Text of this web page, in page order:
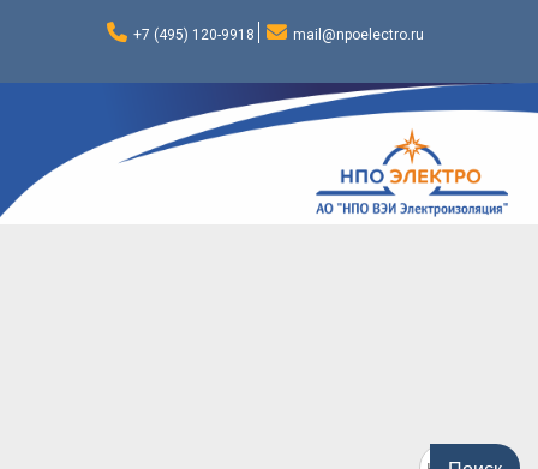
+7 (495) 120-9918 mail@npoelectro.ru
Поиск